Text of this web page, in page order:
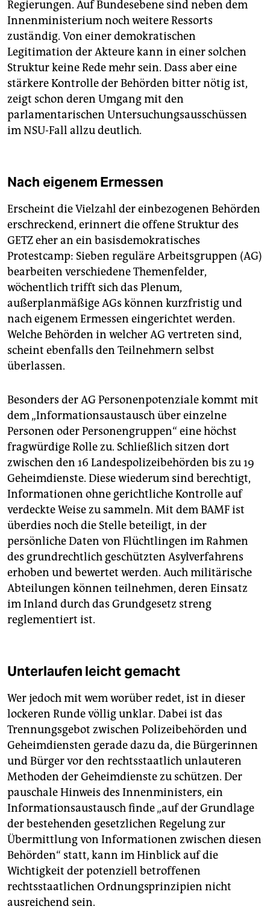
Regierungen. Auf Bundesebene sind neben dem
Innenministerium noch weitere Ressorts
zuständig. Von einer demokratischen
Legitimation der Akteure kann in einer solchen
Struktur keine Rede mehr sein. Dass aber eine
stärkere Kontrolle der Behörden bitter nötig ist,
zeigt schon deren Umgang mit den
parlamentarischen Untersuchungsausschüssen
im NSU-Fall allzu deutlich.
Nach eigenem Ermessen
Erscheint die Vielzahl der einbezogenen Behörden
erschreckend, erinnert die offene Struktur des
GETZ eher an ein basisdemokratisches
Protestcamp: Sieben reguläre Arbeitsgruppen (AG)
bearbeiten verschiedene Themenfelder,
wöchentlich trifft sich das Plenum,
außerplanmäßige AGs können kurzfristig und
nach eigenem Ermessen eingerichtet werden.
Welche Behörden in welcher AG vertreten sind,
scheint ebenfalls den Teilnehmern selbst
überlassen.
Besonders der AG Personenpotenziale kommt mit
dem „Informationsaustausch über einzelne
Personen oder Personengruppen“ eine höchst
fragwürdige Rolle zu. Schließlich sitzen dort
zwischen den 16 Landespolizeibehörden bis zu 19
Geheimdienste. Diese wiederum sind berechtigt,
Informationen ohne gerichtliche Kontrolle auf
verdeckte Weise zu sammeln. Mit dem BAMF ist
überdies noch die Stelle beteiligt, in der
persönliche Daten von Flüchtlingen im Rahmen
des grundrechtlich geschützten Asylverfahrens
erhoben und bewertet werden. Auch militärische
Abteilungen können teilnehmen, deren Einsatz
im Inland durch das Grundgesetz streng
reglementiert ist.
Unterlaufen leicht gemacht
Wer jedoch mit wem worüber redet, ist in dieser
lockeren Runde völlig unklar. Dabei ist das
Trennungsgebot zwischen Polizeibehörden und
Geheimdiensten gerade dazu da, die Bürgerinnen
und Bürger vor den rechtsstaatlich unlauteren
Methoden der Geheimdienste zu schützen. Der
pauschale Hinweis des Innenministers, ein
Informationsaustausch finde „auf der Grundlage
der bestehenden gesetzlichen Regelung zur
Übermittlung von Informationen zwischen diesen
Behörden“ statt, kann im Hinblick auf die
Wichtigkeit der potenziell betroffenen
rechtsstaatlichen Ordnungsprinzipien nicht
ausreichend sein.